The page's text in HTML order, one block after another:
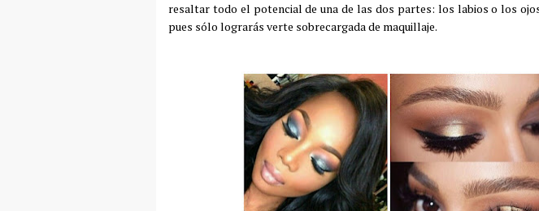
resaltar todo el potencial de una de las dos partes: los labios o los
pues sólo lograrás verte sobrecargada de maquillaje.